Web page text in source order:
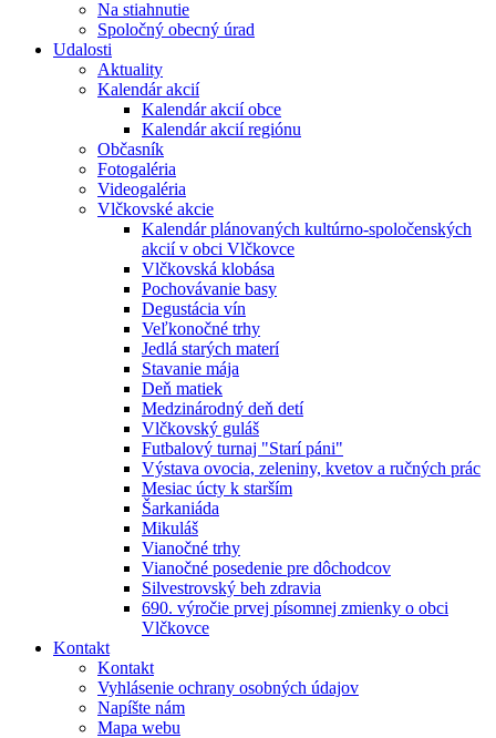
Na stiahnutie
Spoločný obecný úrad
Udalosti
Aktuality
Kalendár akcií
Kalendár akcií obce
Kalendár akcií regiónu
Občasník
Fotogaléria
Videogaléria
Vlčkovské akcie
Kalendár plánovaných kultúrno-spoločenských
akcií v obci Vlčkovce
Vlčkovská klobása
Pochovávanie basy
Degustácia vín
Veľkonočné trhy
Jedlá starých materí
Stavanie mája
Deň matiek
Medzinárodný deň detí
Vlčkovský guláš
Futbalový turnaj "Starí páni"
Výstava ovocia, zeleniny, kvetov a ručných prác
Mesiac úcty k starším
Šarkaniáda
Mikuláš
Vianočné trhy
Vianočné posedenie pre dôchodcov
Silvestrovský beh zdravia
690. výročie prvej písomnej zmienky o obci
Vlčkovce
Kontakt
Kontakt
Vyhlásenie ochrany osobných údajov
Napíšte nám
Mapa webu